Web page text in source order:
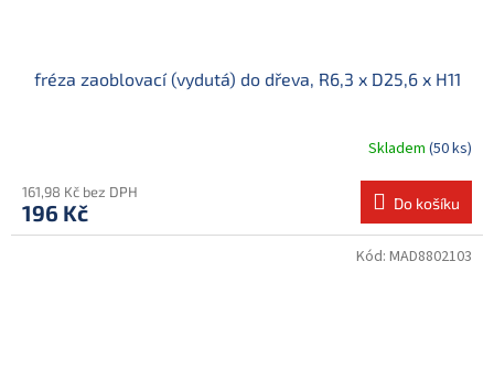
fréza zaoblovací (vydutá) do dřeva, R6,3 x D25,6 x H11
Skladem (50 ks)
161,98 Kč bez DPH
196 Kč Do košíku
Kód: MAD8802103